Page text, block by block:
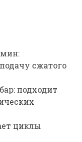
мин:
сжатого
подходит
циклы